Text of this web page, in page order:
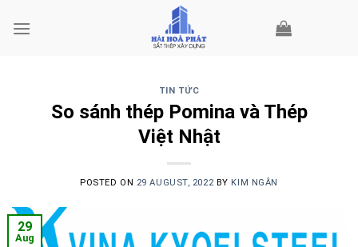
TIN TỨC
So sánh thép Pomina và Thép
Việt Nhật
POSTED ON 29 AUGUST, 2022 BY KIM NGÂN
29
Aug